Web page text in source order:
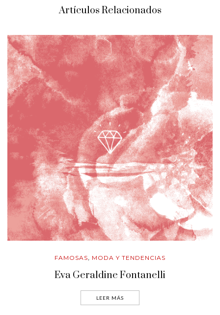
Artículos Relacionados
FAMOSAS, MODA Y TENDENCIAS
Eva Geraldine Fontanelli
LEER MÁS